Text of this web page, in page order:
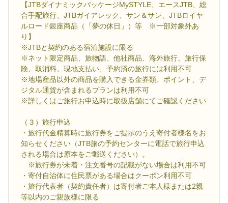
【JTBダイナミックパッケージMySTYLE、エースJTB、総
合手配旅行、JTBガイアレック、サン＆サン、JTBロイヤ
ルロード銀座商品（「夢の休日」）等 ※一部対象外あ
り】
※JTBと契約のある宿泊施設に限る
※ネット限定商品、旅物語、他社商品、海外旅行、旅行保
険、取消料、現地支払い、予約済の旅行には利用不可
※地場産品以外の商品を購入できる金券類、ポイント、デ
ジタル通貨が含まれるプランは利用不可
※詳しくはご旅行お申込時に取扱店舗にてご確認ください
（３）旅行申込
・旅行代金精算時に旅行券をご提示のうえ寄付者様名をお
知らせください（JTB旅の予約センターに電話で旅行申込
される場合は原本をご郵送ください）。
※旅行券が未着・注文番号の記載がない場合は利用不可
・寄付自治体に住民票がある場合はクーポン利用不可
・旅行代表者（契約責任者）は寄付者ご本人様または2親
等以内のご親族様に限る